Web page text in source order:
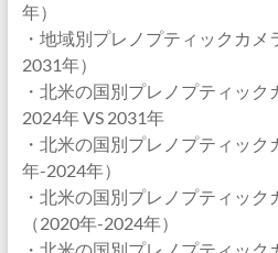
年）
・地域別プレノプティックカ
2031年）
・北米の国別プレノプティッ
2024年 VS 2031年
・北米の国別プレノプティッ
年-2024年）
・北米の国別プレノプティッ
（2020年-2024年）